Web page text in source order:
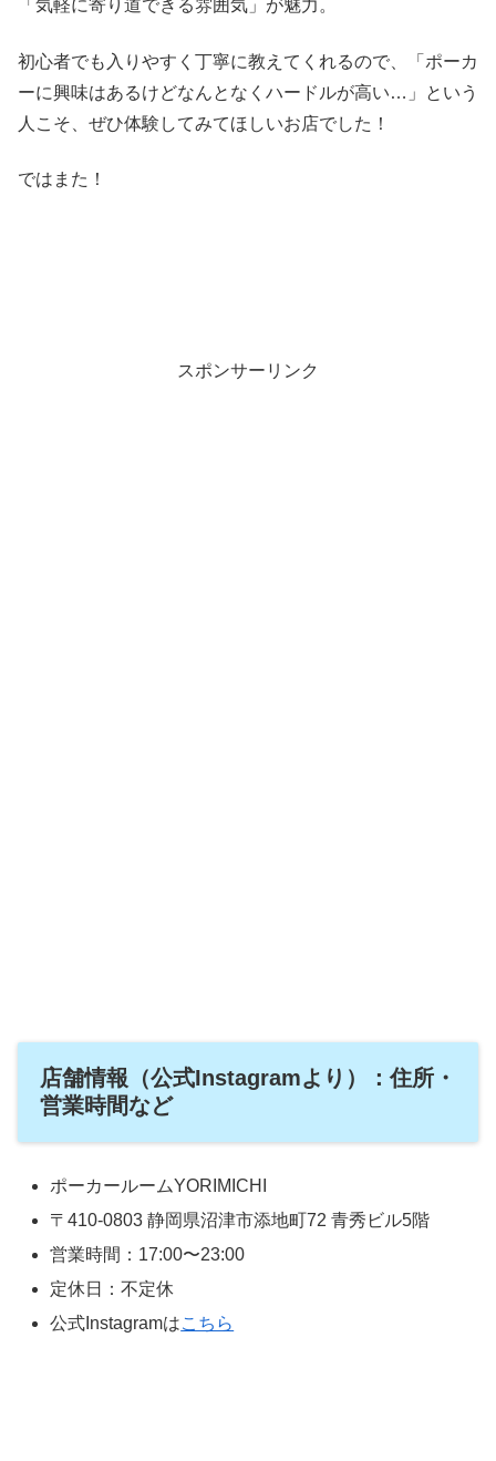
「気軽に寄り道できる雰囲気」が魅力。
初心者でも入りやすく丁寧に教えてくれるので、「ポーカ
ーに興味はあるけどなんとなくハードルが高い…」という
人こそ、ぜひ体験してみてほしいお店でした！
ではまた！
スポンサーリンク
店舗情報（公式Instagramより）：住所・
営業時間など
ポーカールームYORIMICHI
〒410-0803 静岡県沼津市添地町72 青秀ビル5階
営業時間：17:00〜23:00
定休日：不定休
公式Instagramはこちら